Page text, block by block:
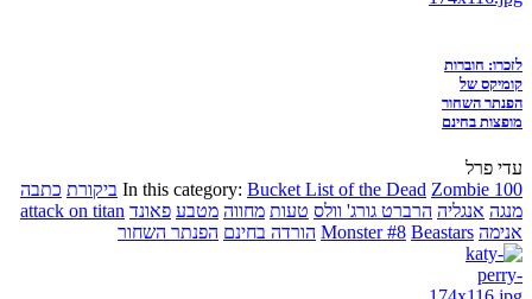
לזכרו: חוברות
קומיקס של
הפנתר השחור
מופצות בחינם
עדי פרל
In this category: Bucket List of the Dead Zombie 100 ביקורת כתבה
מנגה אנגליה הרברט גורג' וולס טעות מחווה מטבע פאונד attack on titan
אנימה
Monster #8 Beastars הורדה בחינם הפנתר השחור